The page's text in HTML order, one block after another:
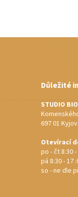
Důležité
STUDIO
697 01 Kyjov
Otevírací
po - čt 8:30 -
pá 8:30 - 17
so - ne dle